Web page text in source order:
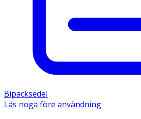
Bipacksedel
Läs noga före användning